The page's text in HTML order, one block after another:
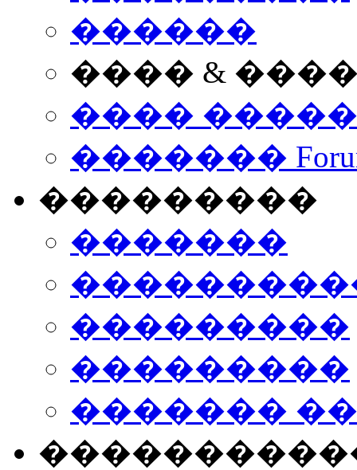
������
���� &
����
�������
���������
�������
���������
���������
�������